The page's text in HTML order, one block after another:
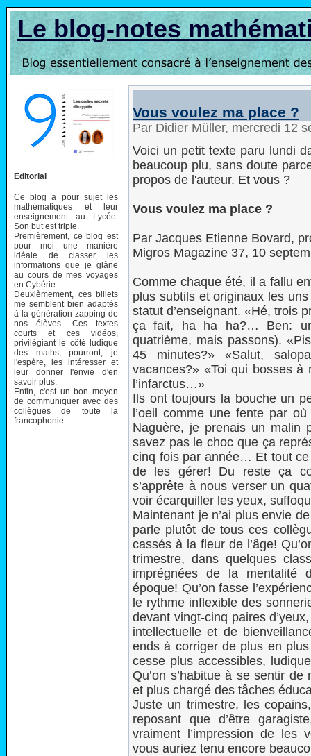
Le blog-notes
Editorial
Ce blog a pour sujet les
mathématiques et leur
enseignement au Lycée.
Son but est triple.
Premièrement, ce blog est
pour moi une manière
idéale de classer les
informations que je glâne
au cours de mes voyages
en Cybérie.
Deuxièmement, ces billets
me semblent bien adaptés
à la génération zapping de
nos élèves. Ces textes
courts et ces vidéos,
privilégiant le côté ludique
des maths, pourront, je
l'espère, les intéresser et
leur donner l'envie d'en
savoir plus.
Enfin, c'est un bon moyen
de communiquer avec des
collègues de toute la
francophonie.
Vous voulez ma place ?
Par Didier Müller, mercredi 12
Voici un petit texte paru lundi
beaucoup plu, sans doute
propos de l'auteur. Et vous ?
Vous voulez ma place ?
Par Jacques Etienne Bovard,
Migros Magazine 37, 10
Comme chaque été, il a fallu
plus subtils et originaux les
statut d’enseignant. «Hé, trois
ça fait, ha ha ha?… Ben:
quatrième, mais passons).
45 minutes?» «Salut,
vacances?» «Toi qui bosses
l’infarctus…»
Ils ont toujours la bouche un
l’oeil comme une fente par
Naguère, je prenais un malin
savez pas le choc que ça
cinq fois par année… Et tout
de les gérer! Du reste ça
s’apprête à nous verser un
voir écarquiller les yeux,
Maintenant je n’ai plus envie
parle plutôt de tous ces
cassés à la fleur de l’âge!
trimestre, dans quelques
imprégnées de la mentalité
époque! Qu’on fasse
le rythme inflexible des
devant vingt-cinq paires
intellectuelle et de
ends à corriger de plus en
cesse plus accessibles,
Qu’on s’habitue à se sentir
et plus chargé des tâches
Juste un trimestre, les
reposant que d’être
vraiment l’impression de les
vous auriez tenu encore